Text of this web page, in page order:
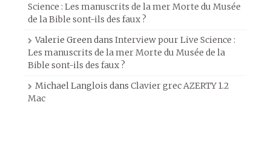
Science : Les manuscrits de la mer Morte du Musée
de la Bible sont-ils des faux ?
Valerie Greendans Interview pour Live Science :
Les manuscrits de la mer Morte du Musée de la
Bible sont-ils des faux ?
Michael Langlois dans Clavier grec AZERTY 1.2
Mac